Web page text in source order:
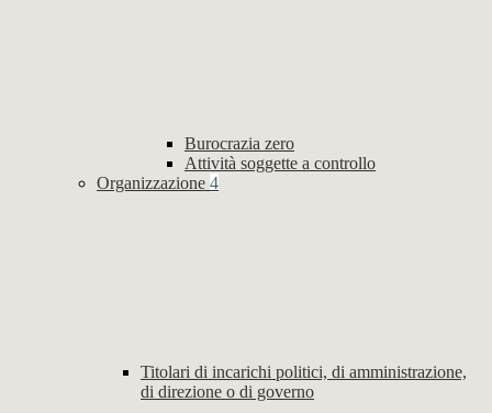
Burocrazia zero
Attività soggette a controllo
Organizzazione 4
Titolari di incarichi politici, di amministrazione,
di direzione o di governo